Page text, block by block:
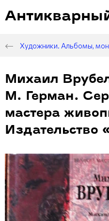
Художники. Альбомы,
Михаил
М. Герман.
мастера
Издательство